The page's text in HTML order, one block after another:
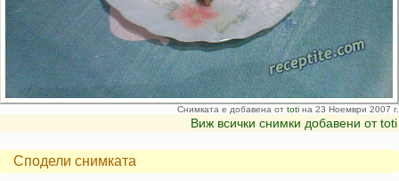
Снимката е добавена от toti на 23 Ноември 2007 г.
Виж всички снимки добавени от toti
Сподели снимката